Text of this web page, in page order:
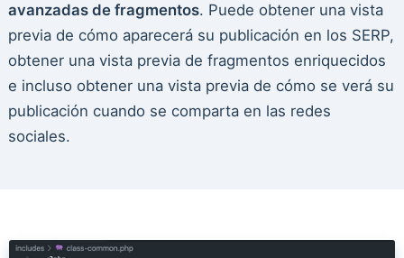
avanzadas de fragmentos. Puede obtener una vista
previa de cómo aparecerá su publicación en los SERP,
obtener una vista previa de fragmentos enriquecidos
e incluso obtener una vista previa de cómo se verá su
publicación cuando se comparta en las redes
sociales.